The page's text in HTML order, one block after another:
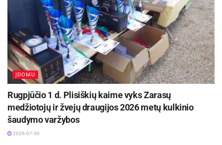
ĮDOMU
Rugpjūčio 1 d. Plisiškių kaime vyks Zarasų
medžiotojų ir žvejų draugijos 2026 metų kulkinio
šaudymo varžybos
2026-07-30